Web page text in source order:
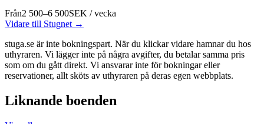
Från2 500–6 500SEK /vecka
Vidare till Stugnet →
stuga.se är inte bokningspart. När du klickar vidare hamnar du hos
uthyraren. Vi lägger inte på några avgifter, du betalar samma pris
som om du gått direkt. Vi ansvarar inte för bokningar eller
reservationer, allt sköts av uthyraren på deras egen webbplats.
Liknande boenden